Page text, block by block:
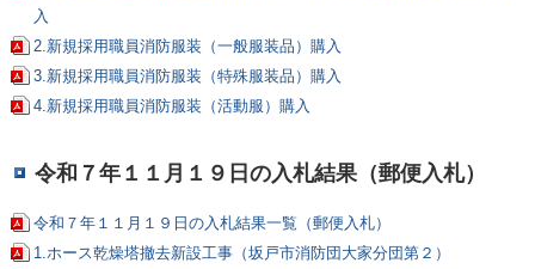
入
2.新規採用職員消防服装（一般服装品）購入
3.新規採用職員消防服装（特殊服装品）購入
4.新規採用職員消防服装（活動服）購入
令和７年１１月１９日の入札結果（郵便入札）
令和７年１１月１９日の入札結果一覧（郵便入札）
1.ホース乾燥塔撤去新設工事（坂戸市消防団大家分団第２）